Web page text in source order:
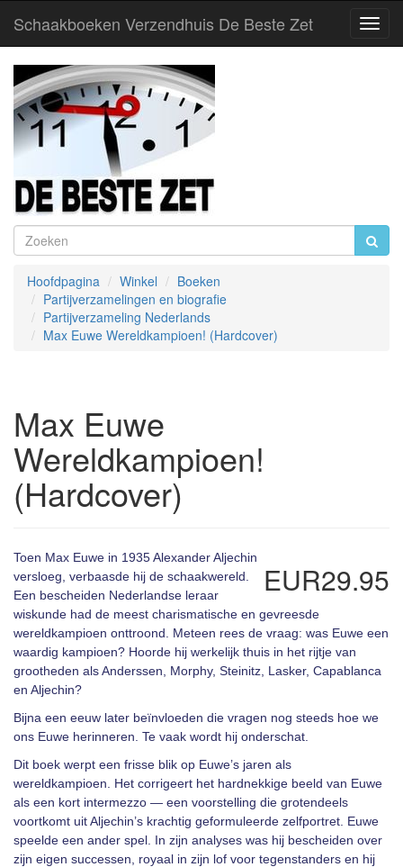
Schaakboeken Verzendhuis De Beste Zet
Hoofdpagina Winkel
Boeken
Partijverzamelingen en biografie
Partijverzameling Nederlands
Max Euwe Wereldkampioen! (Hardcover)
Max Euwe
Wereldkampioen!
(Hardcover)
EUR29.95
Toen Max Euwe in 1935 Alexander Aljechin
versloeg, verbaasde hij de schaakwereld.
Een bescheiden Nederlandse leraar
wiskunde had de meest charismatische en gevreesde
wereldkampioen onttroond. Meteen rees de vraag: was Euwe een
waardig kampioen? Hoorde hij werkelijk thuis in het rijtje van
grootheden als Anderssen, Morphy, Steinitz, Lasker, Capablanca
en Aljechin?
Bijna een eeuw later beïnvloeden die vragen nog steeds hoe we
ons Euwe herinneren. Te vaak wordt hij onderschat.
Dit boek werpt een frisse blik op Euwe’s jaren als
wereldkampioen. Het corrigeert het hardnekkige beeld van Euwe
als een kort intermezzo — een voorstelling die grotendeels
voortkomt uit Aljechin’s krachtig geformuleerde zelfportret. Euwe
speelde een ander spel. In zijn analyses was hij bescheiden over
zijn eigen successen, royaal in zijn lof voor tegenstanders en hij